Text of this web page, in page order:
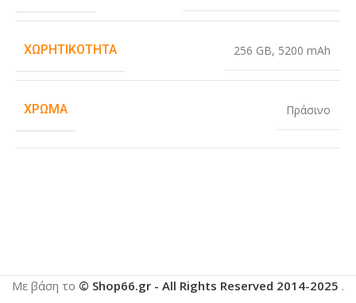
ΧΩΡΗΤΙΚΌΤΗΤΑ 256 GB, 5200 mAh
ΧΡΏΜΑ Πράσινο
Με βάση το © Shop66.gr - All Rights Reserved 2014-2025 .